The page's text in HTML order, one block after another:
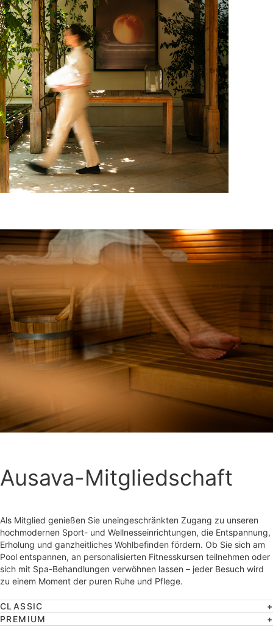
Ausava-Mitgliedschaft
Als Mitglied genießen Sie uneingeschränkten Zugang zu unseren
hochmodernen Sport- und Wellnesseinrichtungen, die Entspannung,
Erholung und ganzheitliches Wohlbefinden fördern. Ob Sie sich am
Pool entspannen, an personalisierten Fitnesskursen teilnehmen oder
sich mit Spa-Behandlungen verwöhnen lassen – jeder Besuch wird
zu einem Moment der puren Ruhe und Pflege.
CLASSIC
PREMIUM